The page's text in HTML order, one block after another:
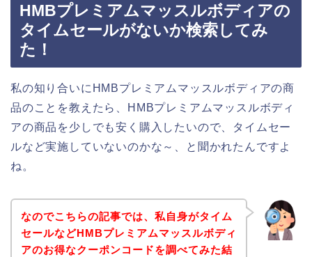
HMBプレミアムマッスルボディアの
タイムセールがないか検索してみ
た！
私の知り合いにHMBプレミアムマッスルボディアの商
品のことを教えたら、HMBプレミアムマッスルボディ
アの商品を少しでも安く購入したいので、タイムセー
ルなど実施していないのかな～、と聞かれたんですよ
ね。
なのでこちらの記事では、私自身がタイム
セールなどHMBプレミアムマッスルボディ
アのお得なクーポンコードを調べてみた結